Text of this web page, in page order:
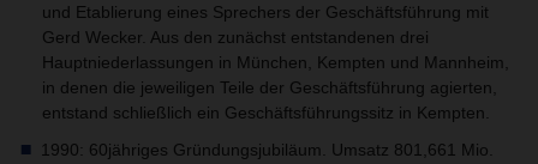
und Etablierung eines Sprechers der Geschäftsführung mit
Gerd Wecker. Aus den zunächst entstandenen drei
Hauptniederlassungen in München, Kempten und Mannheim,
in denen die jeweiligen Teile der Geschäftsführung agierten,
entstand schließlich ein Geschäftsführungssitz in Kempten.
1990: 60jähriges Gründungsjubiläum. Umsatz 801,661 Mio.